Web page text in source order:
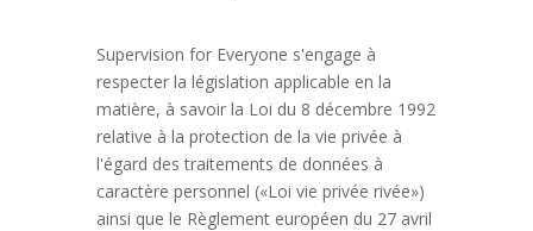
Supervision for Everyone s'engage à
respecter la législation applicable en la
matière, à savoir la Loi du 8 décembre 1992
relative à la protection de la vie privée à
l'égard des traitements de données à
caractère personnel («Loi vie privée rivée»)
ainsi que le Règlement européen du 27 avril